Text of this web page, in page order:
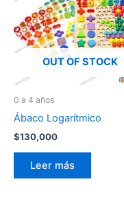
OUT OF STOCK
0 a 4 años
Ábaco Logarítmico
$130,000
Leer más